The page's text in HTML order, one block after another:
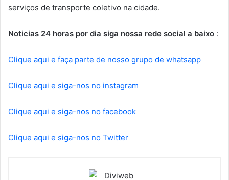
serviços de transporte coletivo na cidade.
Noticias 24 horas por dia siga nossa rede social a baixo :
Clique aqui e faça parte de nosso grupo de whatsapp
Clique aqui e siga-nos no instagram
Clique aqui e siga-nos no facebook
Clique aqui e siga-nos no Twitter